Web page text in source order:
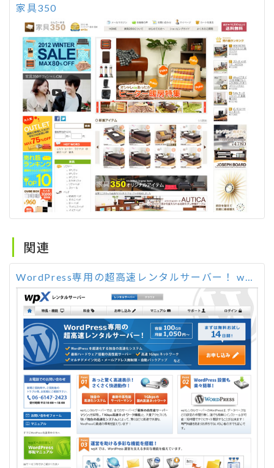
家具350
関連
WordPress専用の超高速レンタルサーバー！ wpX